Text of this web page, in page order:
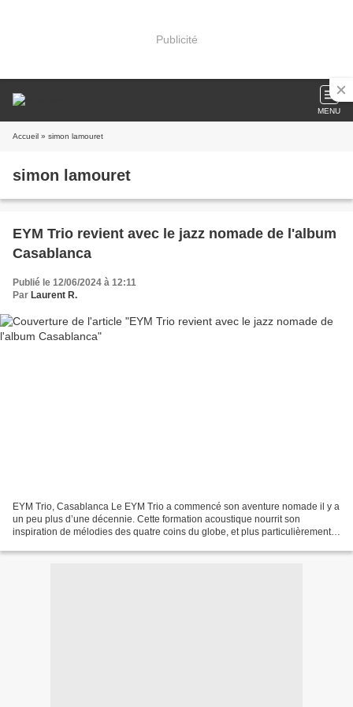
Publicité
MENU
Accueil » simon lamouret
simon lamouret
EYM Trio revient avec le jazz nomade de l'album
Casablanca
Publié le 12/06/2024 à 12:11
Par Laurent R.
EYM Trio, Casablanca Le EYM Trio a commencé son aventure nomade il y a
un peu plus d’une décennie. Cette formation acoustique nourrit son
inspiration de mélodies des quatre coins du globe, et plus particulièrement